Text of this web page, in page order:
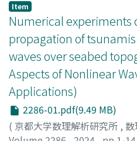
Item
Numerical experiments
propagation of
waves over seabed
Aspects of Nonlinear
Applications)
2286-01.pdf(9.49 MB)
( 京都大学数理解析研究所 ,